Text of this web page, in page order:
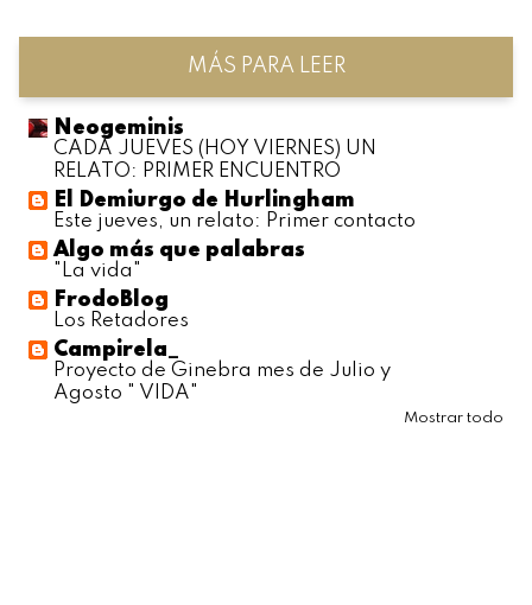
MÁS PARA LEER
Neogeminis
CADA JUEVES (HOY VIERNES) UN
RELATO: PRIMER ENCUENTRO
El Demiurgo de Hurlingham
Este jueves, un relato: Primer contacto
Algo más que palabras
"La vida"
FrodoBlog
Los Retadores
Campirela_
Proyecto de Ginebra mes de Julio y
Agosto " VIDA"
Mostrar todo